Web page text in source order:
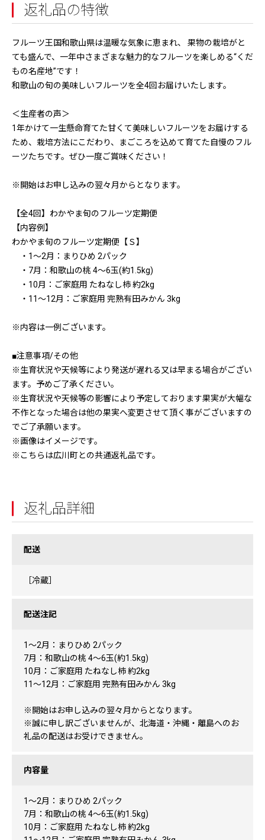
返礼品の特徴
フルーツ王国和歌山県は温暖な気象に恵まれ、 果物の栽培がと
ても盛んで、一年中さまざまな魅力的なフルーツを楽しめる“くだ
もの名産地”です！
和歌山の旬の美味しいフルーツを全4回お届けいたします。
＜生産者の声＞
1年かけて一生懸命育てた甘くて美味しいフルーツをお届けする
ため、栽培方法にこだわり、まごころを込めて育てた自慢のフル
ーツたちです。ぜひ一度ご賞味ください！
※開始はお申し込みの翌々月からとなります。
【全4回】わかやま旬のフルーツ定期便
【内容例】
わかやま旬のフルーツ定期便【Ｓ】
・1～2月：まりひめ 2パック
・7月：和歌山の桃 4～6玉(約1.5kg)
・10月：ご家庭用 たねなし柿 約2kg
・11～12月：ご家庭用 完熟有田みかん 3kg
※内容は一例ございます。
■注意事項/その他
※生育状況や天候等により発送が遅れる又は早まる場合がござい
ます。予めご了承ください。
※生育状況や天候等の影響により予定しております果実が大幅な
不作となった場合は他の果実へ変更させて頂く事がございますの
でご了承願います。
※画像はイメージです。
※こちらは広川町との共通返礼品です。
返礼品詳細
配送
［冷蔵］
配送注記
1～2月：まりひめ 2パック
7月：和歌山の桃 4～6玉(約1.5kg)
10月：ご家庭用 たねなし柿 約2kg
11～12月：ご家庭用 完熟有田みかん 3kg
※開始はお申し込みの翌々月からとなります。
※誠に申し訳ございませんが、北海道・沖縄・離島へのお
礼品の配送はお受けできません。
内容量
1～2月：まりひめ 2パック
7月：和歌山の桃 4～6玉(約1.5kg)
10月：ご家庭用 たねなし柿 約2kg